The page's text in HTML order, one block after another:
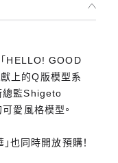
「HELLO! GOOD
上的Q版模型系
總監Shigeto
愛風格模型。
也同時開放預購！